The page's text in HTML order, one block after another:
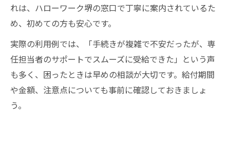
れは、ハローワーク堺の窓口で丁寧に案内されているた
め、初めての方も安心です。
実際の利用例では、「手続きが複雑で不安だったが、専
任担当者のサポートでスムーズに受給できた」という声
も多く、困ったときは早めの相談が大切です。給付期間
や金額、注意点についても事前に確認しておきましょ
う。